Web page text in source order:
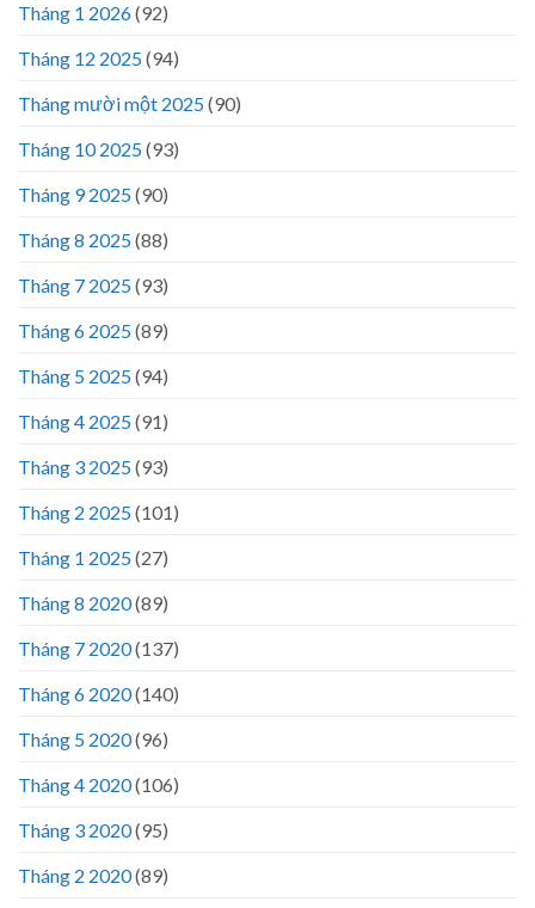
Tháng 1 2026(92)
Tháng 12 2025(94)
Tháng mười một 2025(90)
Tháng 10 2025(93)
Tháng 9 2025(90)
Tháng 8 2025(88)
Tháng 7 2025(93)
Tháng 6 2025(89)
Tháng 5 2025(94)
Tháng 4 2025(91)
Tháng 3 2025(93)
Tháng 2 2025(101)
Tháng 1 2025(27)
Tháng 8 2020(89)
Tháng 7 2020(137)
Tháng 6 2020(140)
Tháng 5 2020(96)
Tháng 4 2020(106)
Tháng 3 2020(95)
Tháng 2 2020(89)